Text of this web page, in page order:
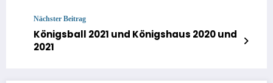
Nächster Beitrag
Königsball 2021 und Königshaus 2020 und
2021